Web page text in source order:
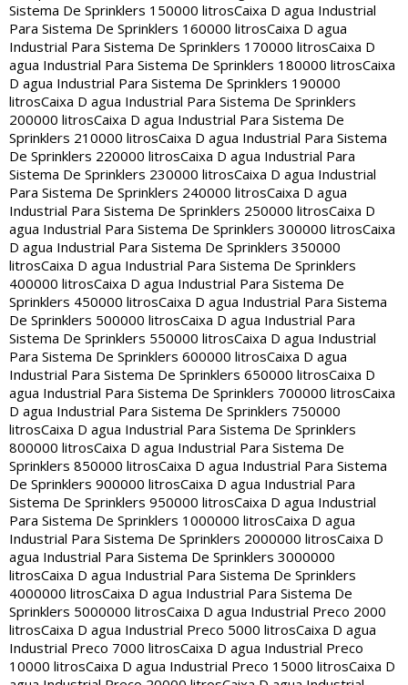
Sistema De Sprinklers 150000 litrosCaixa D agua Industrial
Para Sistema De Sprinklers 160000 litrosCaixa D agua
Industrial Para Sistema De Sprinklers 170000 litrosCaixa D
agua Industrial Para Sistema De Sprinklers 180000 litrosCaixa
D agua Industrial Para Sistema De Sprinklers 190000
litrosCaixa D agua Industrial Para Sistema De Sprinklers
200000 litrosCaixa D agua Industrial Para Sistema De
Sprinklers 210000 litrosCaixa D agua Industrial Para Sistema
De Sprinklers 220000 litrosCaixa D agua Industrial Para
Sistema De Sprinklers 230000 litrosCaixa D agua Industrial
Para Sistema De Sprinklers 240000 litrosCaixa D agua
Industrial Para Sistema De Sprinklers 250000 litrosCaixa D
agua Industrial Para Sistema De Sprinklers 300000 litrosCaixa
D agua Industrial Para Sistema De Sprinklers 350000
litrosCaixa D agua Industrial Para Sistema De Sprinklers
400000 litrosCaixa D agua Industrial Para Sistema De
Sprinklers 450000 litrosCaixa D agua Industrial Para Sistema
De Sprinklers 500000 litrosCaixa D agua Industrial Para
Sistema De Sprinklers 550000 litrosCaixa D agua Industrial
Para Sistema De Sprinklers 600000 litrosCaixa D agua
Industrial Para Sistema De Sprinklers 650000 litrosCaixa D
agua Industrial Para Sistema De Sprinklers 700000 litrosCaixa
D agua Industrial Para Sistema De Sprinklers 750000
litrosCaixa D agua Industrial Para Sistema De Sprinklers
800000 litrosCaixa D agua Industrial Para Sistema De
Sprinklers 850000 litrosCaixa D agua Industrial Para Sistema
De Sprinklers 900000 litrosCaixa D agua Industrial Para
Sistema De Sprinklers 950000 litrosCaixa D agua Industrial
Para Sistema De Sprinklers 1000000 litrosCaixa D agua
Industrial Para Sistema De Sprinklers 2000000 litrosCaixa D
agua Industrial Para Sistema De Sprinklers 3000000
litrosCaixa D agua Industrial Para Sistema De Sprinklers
4000000 litrosCaixa D agua Industrial Para Sistema De
Sprinklers 5000000 litrosCaixa D agua Industrial Preco 2000
litrosCaixa D agua Industrial Preco 5000 litrosCaixa D agua
Industrial Preco 7000 litrosCaixa D agua Industrial Preco
10000 litrosCaixa D agua Industrial Preco 15000 litrosCaixa D